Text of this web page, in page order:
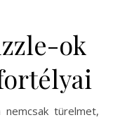
ok
nemcsak türelmet,